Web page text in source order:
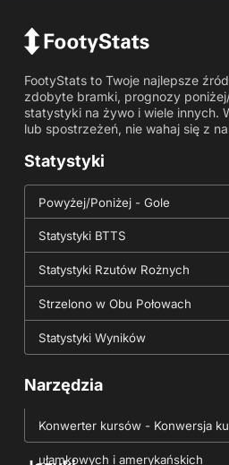
FootyStats to Twoje najlepsze
zdobyte bramki, prognozy
statystyki na żywo i wiele innych.
lub spostrzeżeń, nie wahaj się z
Statystyki
Powyżej/Poniżej - Gole
Statystyki BTTS
Statystyki Rzutów Rożnych
Strzelono w Obu Połowach
Statystyki Wyników
Narzędzia
Konwerter kursów - Konwersja
ułamkowych i amerykańskich